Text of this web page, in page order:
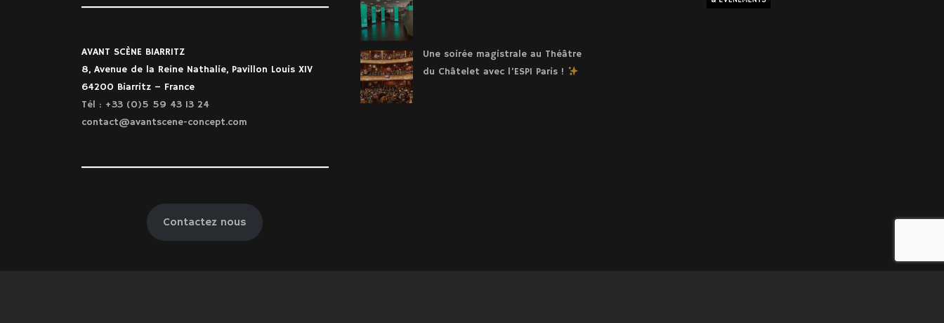
AVANT SCÈNE BIARRITZ
8, Avenue de la Reine Nathalie, Pavillon Louis XIV
64200 Biarritz – France
Tél : +33 (0)5 59 43 13 24
contact@avantscene-concept.com
Contactez nous
Une soirée magistrale au Théâtre
du Châtelet avec l’ESPI Paris !